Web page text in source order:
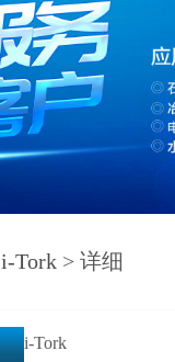
i-Tork > 详细
i-Tork